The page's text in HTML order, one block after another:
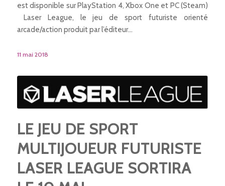
est disponible sur PlayStation 4, Xbox One et PC (Steam)
Laser League, le jeu de sport futuriste orienté
arcade/action produit par l’éditeur…
11 mai 2018
LE JEU DE SPORT
MULTIJOUEUR FUTURISTE
LASER LEAGUE SORTIRA